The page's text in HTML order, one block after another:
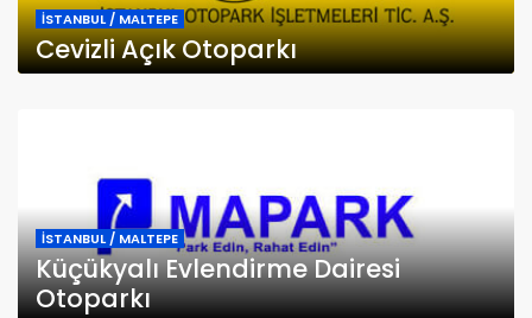
İSTANBUL / MALTEPE
Cevizli Açık Otoparkı
İSTANBUL / MALTEPE
Küçükyalı Evlendirme Dairesi
Otoparkı